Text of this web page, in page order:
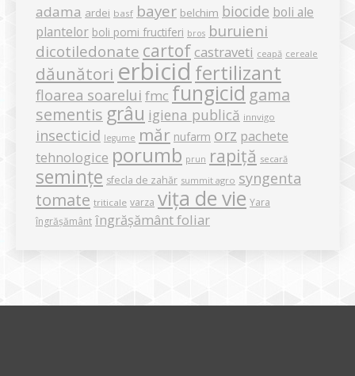
adama ardei basf bayer belchim biocide boli ale
plantelor boli pomi fructiferi bros buruieni
dicotiledonate cartof castraveti ceapă cereale
dăunători erbicid fertilizant
floarea soarelui fmc fungicid gama
sementis grâu igiena publică innvigo
insecticid legume măr nufarm orz pachete
tehnologice porumb prun rapiță secară
semințe sfecla de zahăr summit agro syngenta
tomate triticale varza vița de vie Yara
îngrășământ îngrășământ foliar